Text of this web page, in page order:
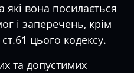
які вона посилається
і заперечень, крім
цього кодексу.
та допустимих